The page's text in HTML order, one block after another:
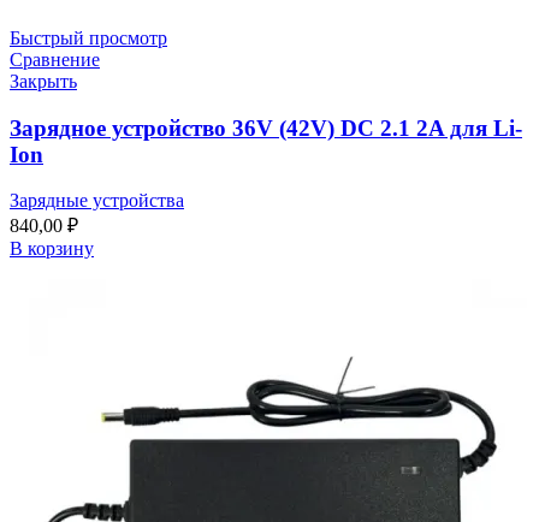
Быстрый просмотр
Сравнение
Закрыть
Зарядное устройство 36V (42V) DC 2.1 2A для Li-
Ion
Зарядные устройства
840,00 ₽
В корзину